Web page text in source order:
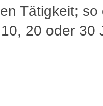
Tätigkeit; so
20 oder 30